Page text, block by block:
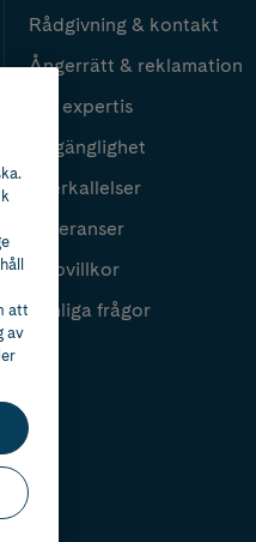
Rådgivning & kontakt
Ångerrätt & reklamation
Vår expertis
Tillgänglighet
Återkallelser
Leveranser
Köpvillkor
Vanliga frågor
att
av